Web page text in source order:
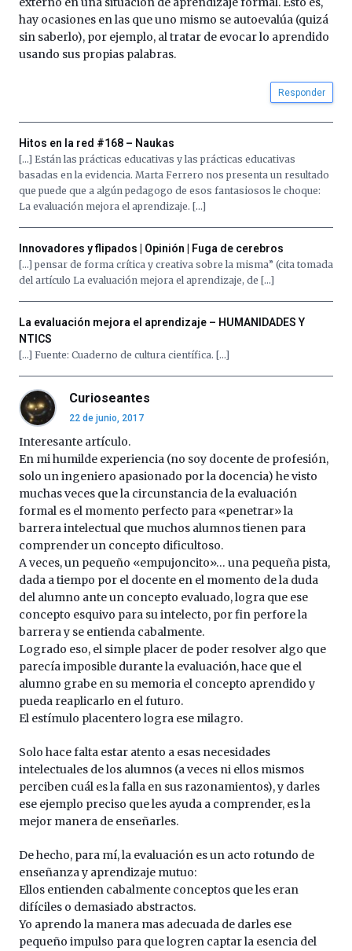
hay ocasiones en las que uno mismo se autoevalúa (quizá
sin saberlo), por ejemplo, al tratar de evocar lo aprendido
usando sus propias palabras.
Responder
Hitos en la red #168 – Naukas
[…] Están las prácticas educativas y las prácticas educativas
basadas en la evidencia. Marta Ferrero nos presenta un resultado
que puede que a algún pedagogo de esos fantasiosos le choque:
La evaluación mejora el aprendizaje. […]
Innovadores y flipados | Opinión | Fuga de cerebros
[…] pensar de forma crítica y creativa sobre la misma” (cita tomada
del artículo La evaluación mejora el aprendizaje, de […]
La evaluación mejora el aprendizaje – HUMANIDADES Y
NTICS
[…] Fuente: Cuaderno de cultura científica. […]
Curioseantes
22 de junio, 2017
Interesante artículo.
En mi humilde experiencia (no soy docente de profesión,
solo un ingeniero apasionado por la docencia) he visto
muchas veces que la circunstancia de la evaluación
formal es el momento perfecto para «penetrar» la
barrera intelectual que muchos alumnos tienen para
comprender un concepto dificultoso.
A veces, un pequeño «empujoncito»… una pequeña pista,
dada a tiempo por el docente en el momento de la duda
del alumno ante un concepto evaluado, logra que ese
concepto esquivo para su intelecto, por fin perfore la
barrera y se entienda cabalmente.
Logrado eso, el simple placer de poder resolver algo que
parecía imposible durante la evaluación, hace que el
alumno grabe en su memoria el concepto aprendido y
pueda reaplicarlo en el futuro.
El estímulo placentero logra ese milagro.
Solo hace falta estar atento a esas necesidades
intelectuales de los alumnos (a veces ni ellos mismos
perciben cuál es la falla en sus razonamientos), y darles
ese ejemplo preciso que les ayuda a comprender, es la
mejor manera de enseñarles.
De hecho, para mí, la evaluación es un acto rotundo de
enseñanza y aprendizaje mutuo:
Ellos entienden cabalmente conceptos que les eran
difíciles o demasiado abstractos.
Yo aprendo la manera mas adecuada de darles ese
pequeño impulso para que logren captar la esencia del